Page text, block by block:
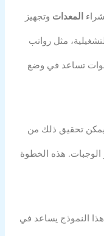
المعدات وتجهيز
مثل رواتب
تساعد في وضع
يمكن تحقيق ذلك من
الوجبات. هذه الخطوة
هذا النموذج يساعد في